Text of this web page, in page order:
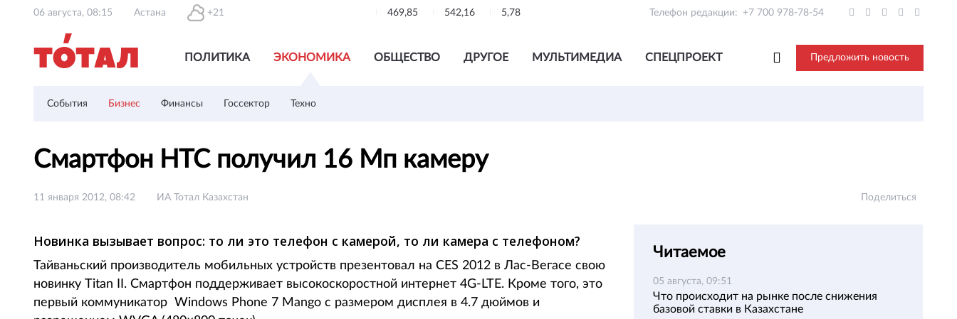
06 августа, 08:15 Астана +21 469,85 542,16 5,78 Телефон редакции: +7 700 978-78-54
ПОЛИТИКА ЭКОНОМИКА ОБЩЕСТВО ДРУГОЕ МУЛЬТИМЕДИА СПЕЦПРОЕКТ Предложить новость
События Бизнес Финансы Госсектор Техно
Смартфон HTC получил 16 Мп камеру
11 января 2012, 08:42 ИА Тотал Казахстан Поделиться
Новинка вызывает вопрос: то ли это телефон с камерой, то ли камера с телефоном?
Тайваньский производитель мобильных устройств презентовал на CES 2012 в Лас-Вегасе свою
новинку Titan II. Смартфон поддерживает высокоскоростной интернет 4G-LTE. Кроме того, это
первый коммуникатор Windows Phone 7 Mango с размером дисплея в 4.7 дюймов и
Читаемое
05 августа, 09:51
Что происходит на рынке после снижения
базовой ставки в Казахстане